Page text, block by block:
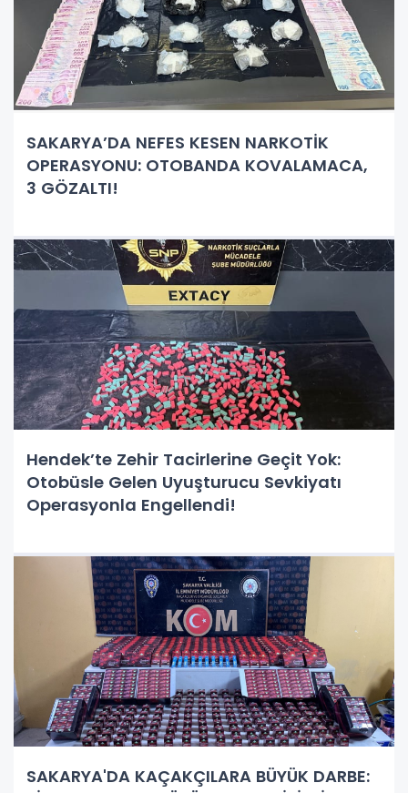
SAKARYA’DA NEFES KESEN NARKOTİK
OPERASYONU: OTOBANDA KOVALAMACA,
3 GÖZALTI!
Hendek’te Zehir Tacirlerine Geçit Yok:
Otobüsle Gelen Uyuşturucu Sevkiyatı
Operasyonla Engellendi!
SAKARYA'DA KAÇAKÇILARA BÜYÜK DARBE: